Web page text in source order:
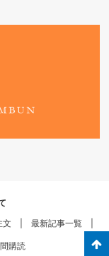
文 最新記事一覧
購読